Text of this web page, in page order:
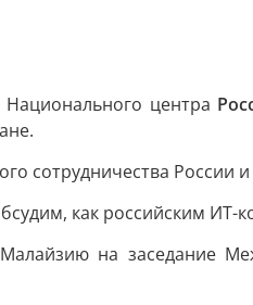
центра
сотрудничества России и
как российским ИТ-
на заседание